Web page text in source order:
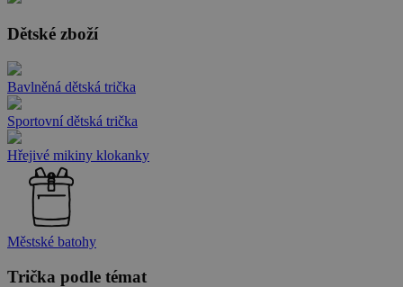
Dětské zboží
Bavlněná dětská trička
Sportovní dětská trička
Hřejivé mikiny klokanky
Městské batohy
Trička podle témat